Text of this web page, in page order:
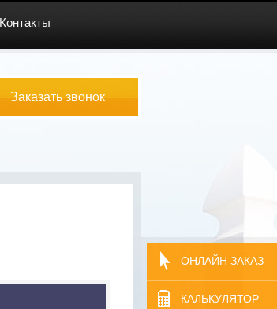
Контакты
Заказать звонок
ОНЛАЙН ЗАКАЗ
КАЛЬКУЛЯТОР